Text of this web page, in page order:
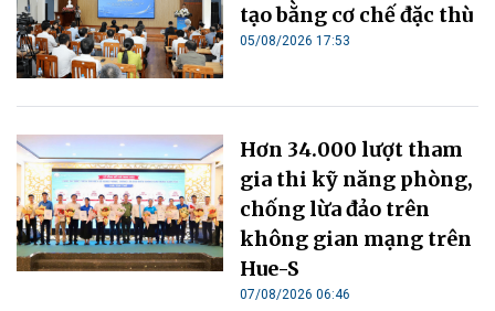
tạo bằng cơ chế đặc thù
05/08/2026 17:53
Hơn 34.000 lượt tham
gia thi kỹ năng phòng,
chống lừa đảo trên
không gian mạng trên
Hue-S
07/08/2026 06:46